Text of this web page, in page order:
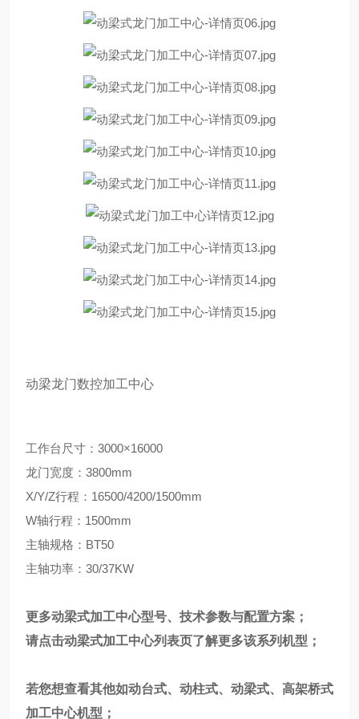
动梁龙门数控加工中心
工作台尺寸：3000×16000
龙门宽度：3800mm
X/Y/Z行程：16500/4200/1500mm
W轴行程：1500mm
主轴规格：BT50
主轴功率：30/37KW
更多动梁式加工中心型号、技术参数与配置方案；
请点击动梁式加工中心列表页了解更多该系列机型；
若您想查看其他如动台式、动柱式、动梁式、高架桥式
加工中心机型；